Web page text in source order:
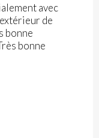
avec
de
bonne
bonne